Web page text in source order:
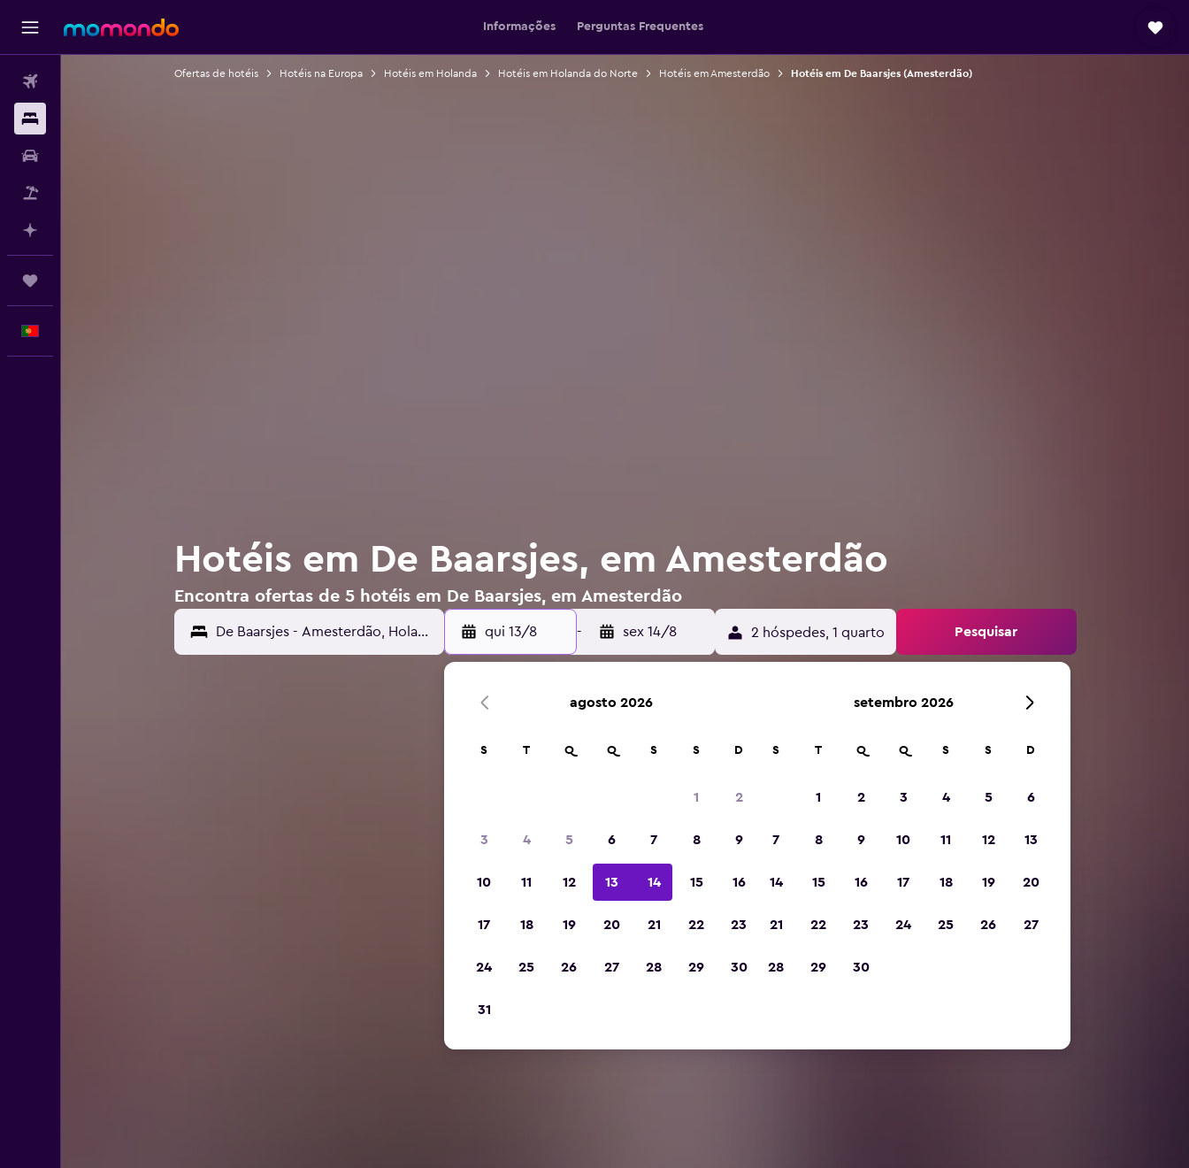
Informações Perguntas Frequentes
Ofertas de hotéis Hotéis na Europa Hotéis em Holanda Hotéis em Holanda do Norte Hotéis em Amesterdão Hotéis em De Baarsjes (Amesterdão)
Hotéis em De Baarsjes, em Amesterdão
Encontra ofertas de 5 hotéis em De Baarsjes, em Amesterdão
qui 13/8 - sex 14/8 2 hóspedes, 1 quarto Pesquisar
agosto 2026
S T Q Q S S D
1 2
3 4 5 6 7 8 9
10 11 12 13 14 15 16
17 18 19 20 21 22 23
24 25 26 27 28 29 30
31
setembro 2026
S T Q Q S S D
1 2 3 4 5 6
7 8 9 10 11 12 13
14 15 16 17 18 19 20
21 22 23 24 25 26 27
28 29 30